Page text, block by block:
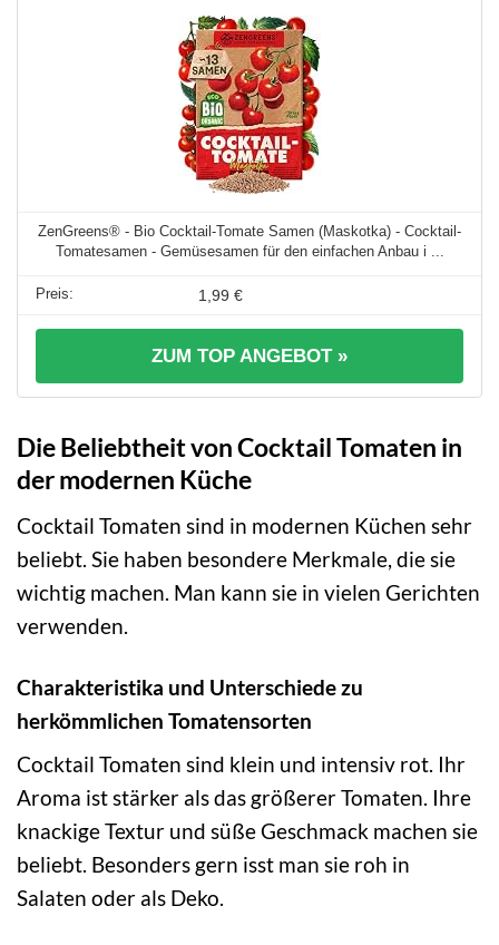
ZenGreens® - Bio Cocktail-Tomate Samen (Maskotka) - Cocktail-
Tomatesamen - Gemüsesamen für den einfachen Anbau i ...
1,99 €
ZUM TOP ANGEBOT »
Die Beliebtheit von Cocktail Tomaten in
der modernen Küche
Cocktail Tomaten sind in modernen Küchen sehr
beliebt. Sie haben besondere Merkmale, die sie
wichtig machen. Man kann sie in vielen Gerichten
verwenden.
Charakteristika und Unterschiede zu
herkömmlichen Tomatensorten
Cocktail Tomaten sind klein und intensiv rot. Ihr
Aroma ist stärker als das größerer Tomaten. Ihre
knackige Textur und süße Geschmack machen sie
beliebt. Besonders gern isst man sie roh in
Salaten oder als Deko.